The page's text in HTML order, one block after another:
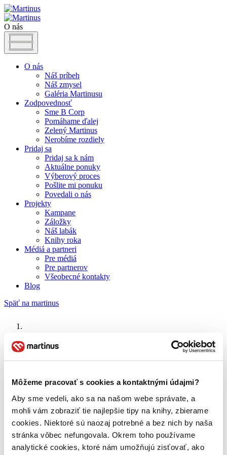
Môžeme pracovať s cookies a kontaktnými údajmi?
Aby sme vedeli, ako sa na našom webe správate, a
mohli vám zobraziť tie najlepšie tipy na knihy, zbierame
cookies. Niektoré sú naozaj potrebné a bez nich by naša
stránka vôbec nefungovala. Okrem toho používame
analytické cookies, ktoré nám umožňujú zisťovať, ako
O nás
O nás
Náš príbeh
Náš zmysel
Galéria Martinusu
Zodpovednosť
Sme B Corp
Pomáhame ďalej
Zelený Martinus
Nerobíme rozdiely
Pridaj sa
Pridaj sa k nám
Aktuálne ponuky
Výberový proces
Pošlite mi ponuku
Povedali o nás
Projekty
Kampane
Záložky
Náš labák
Knihy roka
Médiá a partneri
Pre médiá
Pre partnerov
Všeobecné kontakty
Blog
Späť na martinus
Územie mrazu
Náš príbeh
Náš zmysel
Galéria Martinusu
Zodpovednosť
Sme B Corp
Pomáhame ďalej